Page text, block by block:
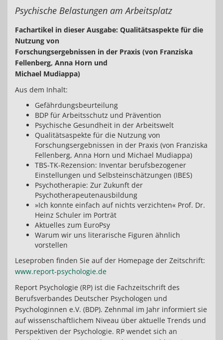
Psychische Belastungen am Arbeitsplatz
Fachartikel in dieser Ausgabe: Qualitätsaspekte für die
Nutzung von
Forschungsergebnissen in der Praxis (von Franziska
Fellenberg, Anna Horn und
Michael Mudiappa)
Aus dem Inhalt:
Gefährdungsbeurteilung
BDP für Arbeitsschutz und Prävention
Psychische Gesundheit in der Arbeitswelt
Qualitätsaspekte für die Nutzung von
Forschungsergebnissen in der Praxis (von Franziska
Fellenberg, Anna Horn und Michael Mudiappa)
TBS-TK-Rezension: Inventar berufsbezogener
Einstellungen und Selbsteinschätzungen (IBES)
Psychotherapie: Zur Zukunft der
Psychotherapeutenausbildung
»Ich konnte einfach auf nichts verzichten« Prof. Dr.
Heinz Schuler im Porträt
Aktuelles zum EuroPsy
Warum wir uns literarische Figuren ähnlich
vorstellen
Leseproben finden Sie auf der Homepage der Zeitschrift:
www.report-psychologie.de
Report Psychologie (RP) ist die Fachzeitschrift des
Berufsverbandes Deutscher Psychologen und
Psychologinnen e.V. (BDP). Zehnmal im Jahr informiert sie
auf wissenschaftlichem Niveau über aktuelle Trends und
Perspektiven der Psychologie. RP wendet sich an